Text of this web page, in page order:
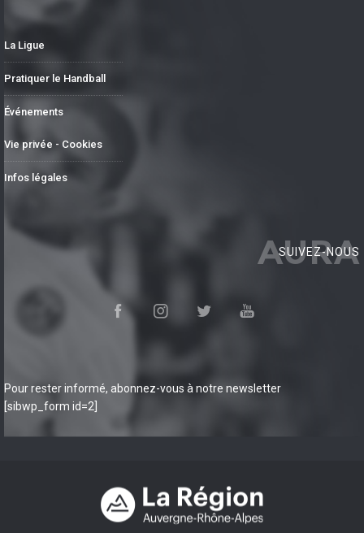
La Ligue
Pratiquer le Handball
Événements
Vie privée - Cookies
Infos légales
AURA
SUIVEZ-NOUS
Pour rester informé, abonnez-vous à notre newsletter
[sibwp_form id=2]